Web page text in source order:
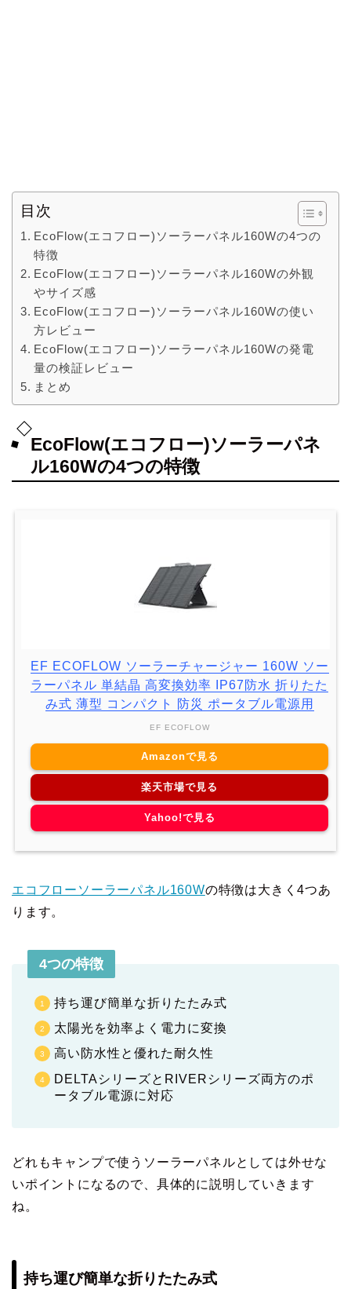
目次
EcoFlow(エコフロー)ソーラーパネル160Wの4つの
特徴
EcoFlow(エコフロー)ソーラーパネル160Wの外観
やサイズ感
EcoFlow(エコフロー)ソーラーパネル160Wの使い
方レビュー
EcoFlow(エコフロー)ソーラーパネル160Wの発電
量の検証レビュー
まとめ
EcoFlow(エコフロー)ソーラーパネ
ル160Wの4つの特徴
EF ECOFLOW ソーラーチャージャー 160W ソー
ラーパネル 単結晶 高変換効率 IP67防水 折りたた
み式 薄型 コンパクト 防災 ポータブル電源用
EF ECOFLOW
Amazonで見る
楽天市場で見る
Yahoo!で見る
エコフローソーラーパネル160Wの特徴は大きく4つあ
ります。
4つの特徴
持ち運び簡単な折りたたみ式
太陽光を効率よく電力に変換
高い防水性と優れた耐久性
DELTAシリーズとRIVERシリーズ両方のポ
ータブル電源に対応
どれもキャンプで使うソーラーパネルとしては外せな
いポイントになるので、具体的に説明していきます
ね。
持ち運び簡単な折りたたみ式